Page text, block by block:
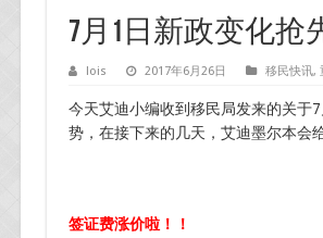
7月1日新政变化抢
lois 2017年6月26日 移民快讯,
今天艾迪小编收到移民局发来的关于
势，在接下来的几天，艾迪墨尔本会
签证费涨价啦！！